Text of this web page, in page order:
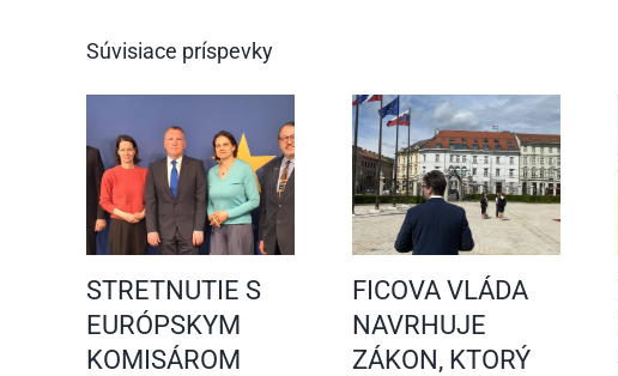
Súvisiace príspevky
STRETNUTIE S
EURÓPSKYM
KOMISÁROM
FICOVA VLÁDA
NAVRHUJE
ZÁKON, KTORÝ